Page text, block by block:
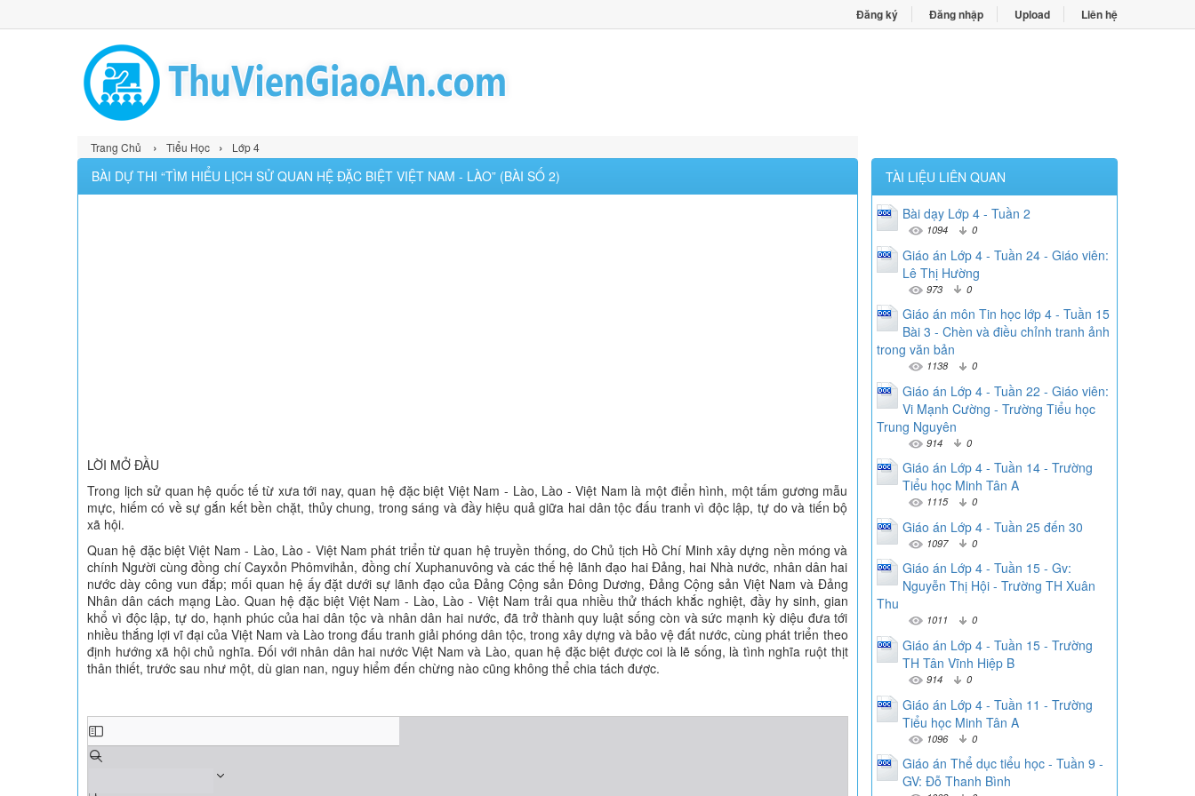
Đăng ký Đăng nhập Upload Liên hệ
Trang Chủ › Tiểu Học › Lớp 4
BÀI DỰ THI “TÌM HIỂU LỊCH SỬ QUAN HỆ ĐẶC BIỆT VIỆT NAM - LÀO” (BÀI SỐ 2)
LỜI MỞ ĐẦU
Trong lịch sử quan hệ quốc tế từ xưa tới nay, quan hệ đặc biệt Việt Nam - Lào, Lào - Việt Nam là một điển hình, một tấm gương mẫu
mực, hiếm có về sự gắn kết bền chặt, thủy chung, trong sáng và đầy hiệu quả giữa hai dân tộc đấu tranh vì độc lập, tự do và tiến bộ
xã hội.
Quan hệ đặc biệt Việt Nam - Lào, Lào - Việt Nam phát triển từ quan hệ truyền thống, do Chủ tịch Hồ Chí Minh xây dựng nền móng và
chính Người cùng đồng chí Cayxỏn Phômvihản, đồng chí Xuphanuvông và các thế hệ lãnh đạo hai Đảng, hai Nhà nước, nhân dân hai
nước dày công vun đắp; mối quan hệ ấy đặt dưới sự lãnh đạo của Đảng Cộng sản Đông Dương, Đảng Cộng sản Việt Nam và Đảng
Nhân dân cách mạng Lào. Quan hệ đặc biệt Việt Nam - Lào, Lào - Việt Nam trải qua nhiều thử thách khắc nghiệt, đầy hy sinh, gian
khổ vì độc lập, tự do, hạnh phúc của hai dân tộc và nhân dân hai nước, đã trở thành quy luật sống còn và sức mạnh kỳ diệu đưa tới
nhiều thắng lợi vĩ đại của Việt Nam và Lào trong đấu tranh giải phóng dân tộc, trong xây dựng và bảo vệ đất nước, cùng phát triển theo
định hướng xã hội chủ nghĩa. Đối với nhân dân hai nước Việt Nam và Lào, quan hệ đặc biệt được coi là lẽ sống, là tình nghĩa ruột thịt
thân thiết, trước sau như một, dù gian nan, nguy hiểm đến chừng nào cũng không thể chia tách được.
TÀI LIỆU LIÊN QUAN
Bài dạy Lớp 4 - Tuần 2
1094 0
Giáo án Lớp 4 - Tuần 24 - Giáo viên:
Lê Thị Hường
973 0
Giáo án môn Tin học lớp 4 - Tuần 15
Bài 3 - Chèn và điều chỉnh tranh ảnh
trong văn bản
1138 0
Giáo án Lớp 4 - Tuần 22 - Giáo viên:
Vi Mạnh Cường - Trường Tiểu học
Trung Nguyên
914 0
Giáo án Lớp 4 - Tuần 14 - Trường
Tiểu học Minh Tân A
1115 0
Giáo án Lớp 4 - Tuần 25 đến 30
1097 0
Giáo án Lớp 4 - Tuần 15 - Gv:
Nguyễn Thị Hội - Trường TH Xuân
Thu
1011 0
Giáo án Lớp 4 - Tuần 15 - Trường
TH Tân Vĩnh Hiệp B
914 0
Giáo án Lớp 4 - Tuần 11 - Trường
Tiểu học Minh Tân A
1096 0
Giáo án Thể dục tiểu học - Tuần 9 -
GV: Đỗ Thanh Bình